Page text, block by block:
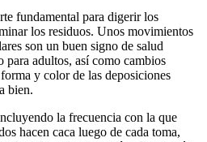
fundamental para digerir los
los residuos. Unos movimientos
son un buen signo de salud
para adultos, así como cambios
y color de las deposiciones
bien.
la frecuencia con la que
hacen caca luego de cada toma,